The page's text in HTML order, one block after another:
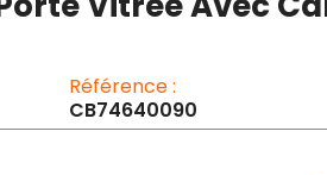
Référence :
CB74640090